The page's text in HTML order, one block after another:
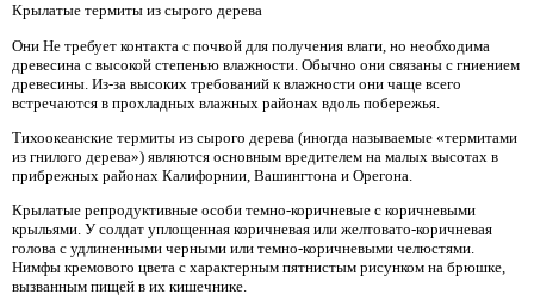
Крылатые термиты из сырого дерева
Они Не требует контакта с почвой для получения влаги, но необходима
древесина с высокой степенью влажности. Обычно они связаны с гниением
древесины. Из-за высоких требований к влажности они чаще всего
встречаются в прохладных влажных районах вдоль побережья.
Тихоокеанские термиты из сырого дерева (иногда называемые «термитами
из гнилого дерева») являются основным вредителем на малых высотах в
прибрежных районах Калифорнии, Вашингтона и Орегона.
Крылатые репродуктивные особи темно-коричневые с коричневыми
крыльями. У солдат уплощенная коричневая или желтовато-коричневая
голова с удлиненными черными или темно-коричневыми челюстями.
Нимфы кремового цвета с характерным пятнистым рисунком на брюшке,
вызванным пищей в их кишечнике.